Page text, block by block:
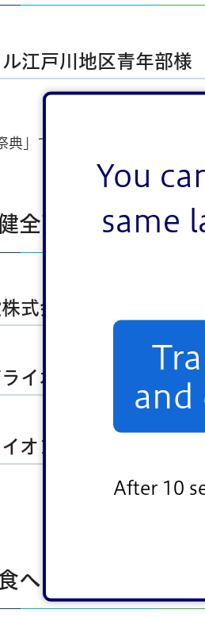
You
same
and
After 10
ル江戸川地区青年部様
典」での売上金
全育成のために
式会社様
イオンズクラブ会長
オンズクラブ様
への活動資金として